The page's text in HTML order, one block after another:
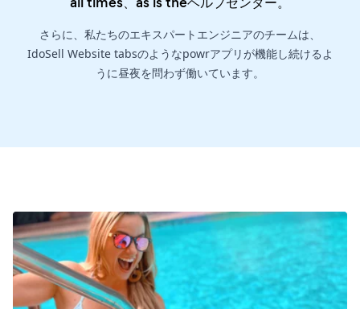
さらに、私たちのエキスパートエンジニアのチームは、
IdoSell Website tabsのようなpowrアプリが機能し続けるよ
うに昼夜を問わず働いています。